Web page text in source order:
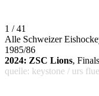
1 / 41
Alle Schweizer
1985/86
2024: ZSC Lions,
quelle: keystone / urs